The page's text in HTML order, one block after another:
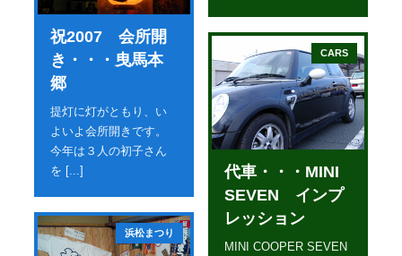
祝2007 会所開
き・・・曳馬本
郷
提灯に灯がともり、い
よいよ会所開きです。
今年は３人の初子さん
を [...]
浜松まつり
CARS
代車・・・MINI
SEVEN インプ
レッション
MINI COOPER SEVEN